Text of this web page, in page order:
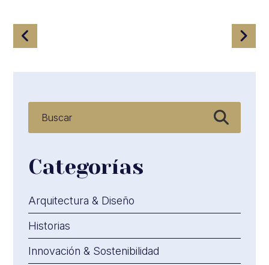
Categorías
Arquitectura & Diseño
Historias
Innovación & Sostenibilidad
Navegación
entradas